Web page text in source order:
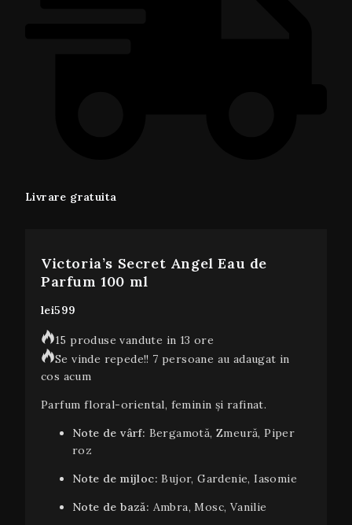
Livrare gratuita
Victoria’s Secret Angel Eau de
Parfum 100 ml
lei599
15 produse vandute in 13 ore
Se vinde repede!! 7 persoane au adaugat in
cos acum
Parfum floral-oriental, feminin și rafinat.
Note de vârf: Bergamotă, Zmeură, Piper
roz
Note de mijloc: Bujor, Gardenie, Iasomie
Note de bază: Ambra, Mosc, Vanilie